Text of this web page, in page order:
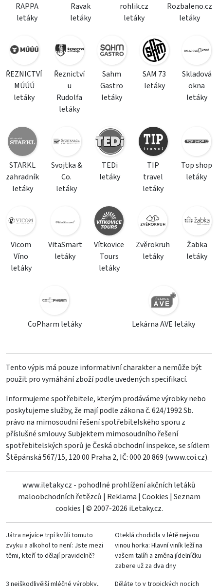
RAPPA
letáky
Ravak
letáky
rohlik.cz
letáky
Rozbaleno.cz
letáky
ŘEZNICTVÍ
MÚÚÚ
letáky
Řeznictví
u
Rudolfa
letáky
Sahm
Gastro
letáky
SAM 73
letáky
Skladová
okna
letáky
STARKL
zahradník
letáky
Svojtka &
Co.
letáky
TEDi
letáky
TIP
travel
letáky
Top shop
letáky
Vicom
Víno
letáky
VitaSmart
letáky
Vítkovice
Tours
letáky
Zvěrokruh
letáky
Žabka
letáky
CoPharm letáky Lekárna AVE letáky
Tento výpis má pouze informativní charakter a nemůže být
použit pro vymáhání zboží podle uvedených specifikací.
Informujeme spotřebitele, kterým prodáváme výrobky nebo
poskytujeme služby, že mají podle zákona č. 624/1992 Sb.
právo na mimosoudní řešení spotřebitelského sporu z
příslušné smlouvy. Subjektem mimosoudního řešení
spotřebitelských sporů je Česká obchodní inspekce, se sídlem
Štěpánská 567/15, 120 00 Praha 2, IČ: 000 20 869 (www.coi.cz).
www.iletaky.cz - pohodlné prohlížení akčních letáků
maloobchodních řetězců | Reklama | Cookies | Seznam
cookies | © 2007-2026 iLetaky.cz.
Játra nejvíce trpí kvůli tomuto
zvyku a alkohol to není: Jste mezi
těmi, kteří to dělají pravidelně?
Oteklá chodidla v létě nejsou
vinou horka: Hlavní viník leží na
vašem talíři a změna jídelníčku
zabere už za dva dny
3 nejškodlivější mléčné výrobky,
Děláte to v tropických nocích